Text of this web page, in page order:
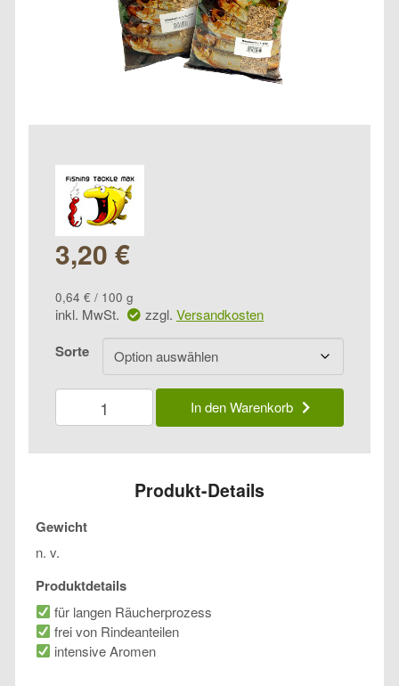
3,20 €
0,64 € / 100 g
inkl. MwSt. zzgl. Versandkosten
Sorte
FTM
Räucherzauber
Räucherhack
Menge
In den Warenkorb
Produkt-Details
Gewicht
n. v.
Produktdetails
für langen Räucherprozess
frei von Rindeanteilen
intensive Aromen